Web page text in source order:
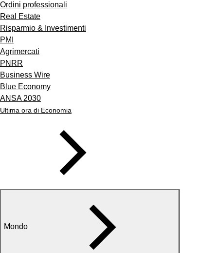
Ordini professionali
Real Estate
Risparmio & Investimenti
PMI
Agrimercati
PNRR
Business Wire
Blue Economy
ANSA 2030
Ultima ora di Economia
Mondo